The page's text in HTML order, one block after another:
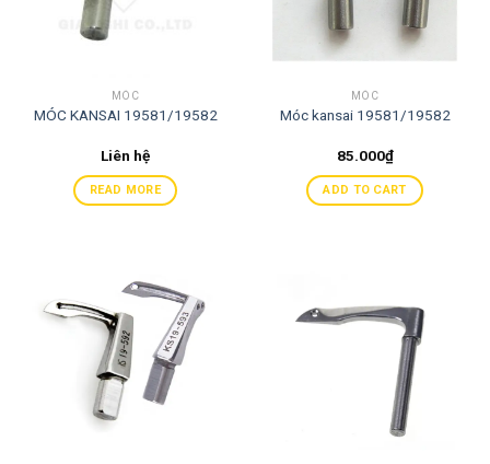
MÓC
MÓC KANSAI 19581/19582
Liên hệ
READ MORE
MÓC
Móc kansai 19581/19582
85.000₫
ADD TO CART